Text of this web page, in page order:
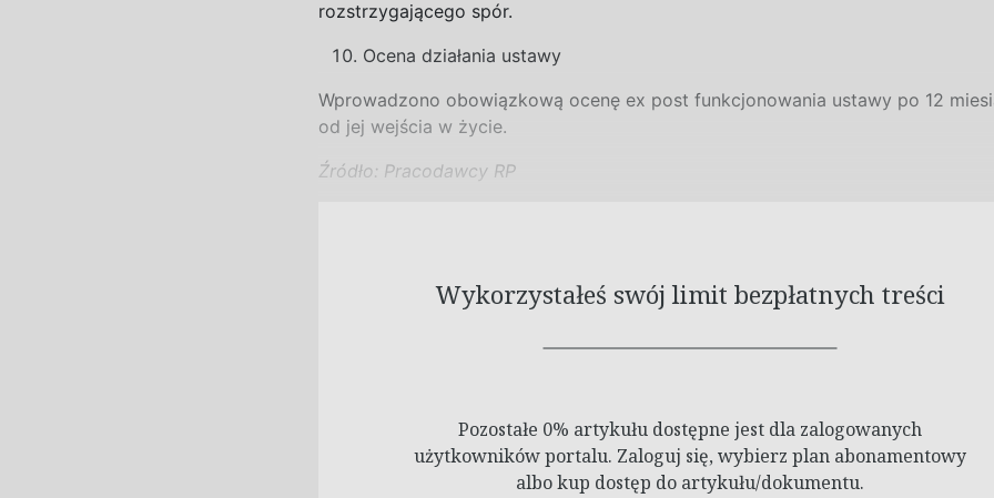
rozstrzygającego spór.
Ocena działania ustawy
Wprowadzono obowiązkową ocenę ex post funkcjonowania ustawy po 12
od jej wejścia w życie.
Źródło: Pracodawcy RP
Wykorzystałeś swój limit bezpłatnych treści
Pozostałe 0% artykułu dostępne jest dla zalogowanych
użytkowników portalu. Zaloguj się, wybierz plan abonamentowy
albo kup dostęp do artykułu/dokumentu.